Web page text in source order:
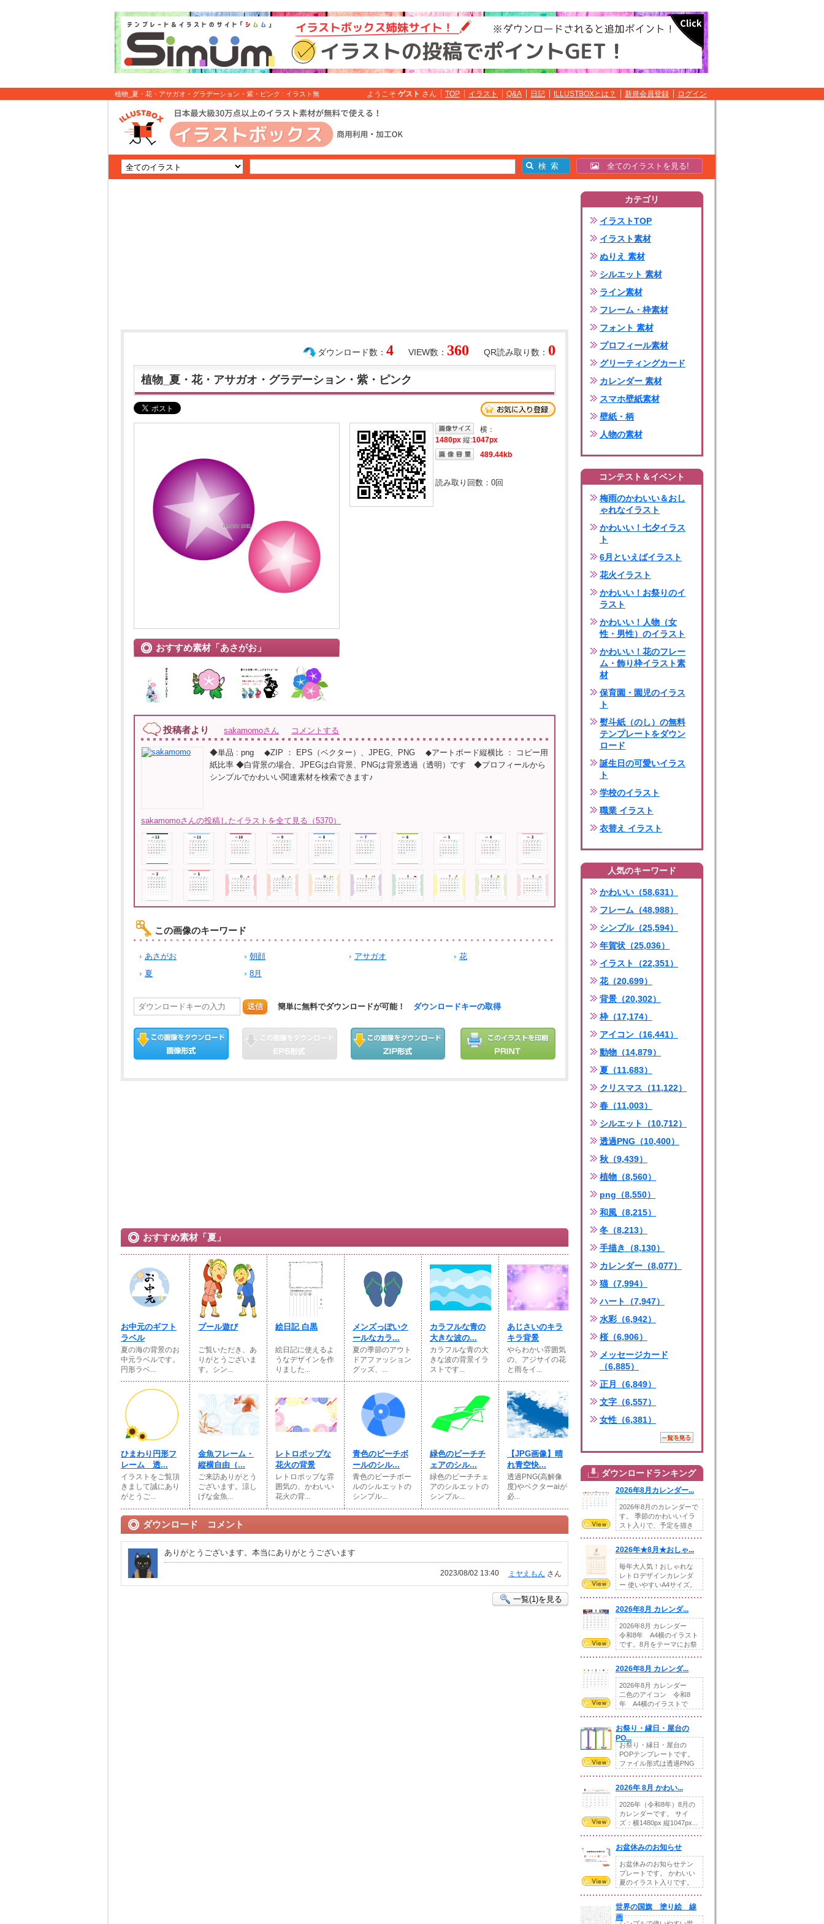
植物_夏・花・アサガオ・グラデーション・紫・ピンク : イラスト無
ようこそ ゲスト さん TOP イラスト Q&A 日記 ILLUSTBOXとは？ 新規会員登録 ログイン
全てのイラストを見る!
QR読み取り数： 0
VIEW数： 360
ダウンロード数： 4
植物_夏・花・アサガオ・グラデーション・紫・ピンク
おすすめ素材「あさがお」
横：
1480px 縦:1047px
489.44kb
読み取り回数： 0回
投稿者より sakamomoさん コメントする
◆単品 : png ◆ZIP ： EPS（ベクター）、JPEG、PNG ◆アートボード縦横比 ： コピー用
紙比率 ◆白背景の場合、JPEGは白背景、PNGは背景透過（透明）です ◆プロフィールから
シンプルでかわいい関連素材を検索できます♪
sakamomoさんの投稿したイラストを全て見る（5370）
この画像のキーワード
あさがお 朝顔 アサガオ
花
夏
8月
送信 簡単に無料でダウンロードが可能！ ダウンロードキーの取得
おすすめ素材「夏」
お中元のギフト
ラベル
夏の海の背景のお
中元ラベルです。
円形ラベ...
プール遊び
ご覧いただき、あ
りがとうございま
す。シン...
絵日記 白黒
絵日記に使えるよ
うなデザインを作
りました...
メンズっぽいク
ールなカラ...
夏の季節のアウト
ドアファッション
グッズ、...
カラフルな青の
大きな波の...
カラフルな青の大
きな波の背景イラ
ストです...
あじさいのキラ
キラ背景
やらわかい雰囲気
の、アジサイの花
と雨をイ...
ひまわり円形フ
レーム 透...
イラストをご覧頂
きまして誠にあり
がとうご...
金魚フレーム・
縦横自由（...
ご来訪ありがとう
ございます。涼し
げな金魚...
レトロポップな
花火の背景
レトロポップな雰
囲気の、かわいい
花火の背...
青色のビーチボ
ールのシル...
青色のビーチボー
ルのシルエットの
シンプル...
緑色のビーチチ
ェアのシル...
緑色のビーチチェ
アのシルエットの
シンプル...
【JPG画像】晴
れ青空快...
透過PNG(高解像
度)やベクターaiが
必...
ダウンロード コメント
ありがとうございます。本当にありがとうございます
ミヤえもん さん
2023/08/02 13:40
一覧(1)を見る
カテゴリ
イラストTOP
イラスト素材
ぬりえ 素材
シルエット 素材
ライン素材
フレーム・枠素材
フォント 素材
プロフィール素材
グリーティングカード
カレンダー 素材
スマホ壁紙素材
壁紙・柄
人物の素材
コンテスト＆イベント
梅雨のかわいい＆おし
ゃれなイラスト
かわいい！七夕イラス
ト
6月といえばイラスト
花火イラスト
かわいい！お祭りのイ
ラスト
かわいい！人物（女
性・男性）のイラスト
かわいい！花のフレー
ム・飾り枠イラスト素
材
保育園・園児のイラス
ト
熨斗紙（のし）の無料
テンプレートをダウン
ロード
誕生日の可愛いイラス
ト
学校のイラスト
職業 イラスト
衣替え イラスト
人気のキーワード
かわいい（58,631）
フレーム（48,988）
シンプル（25,594）
年賀状（25,036）
イラスト（22,351）
花（20,699）
背景（20,302）
枠（17,174）
アイコン（16,441）
動物（14,879）
夏（11,683）
クリスマス（11,122）
春（11,003）
シルエット（10,712）
透過PNG（10,400）
秋（9,439）
植物（8,560）
png（8,550）
和風（8,215）
冬（8,213）
手描き（8,130）
カレンダー（8,077）
猫（7,994）
ハート（7,947）
水彩（6,942）
桜（6,906）
メッセージカード
（6,885）
正月（6,849）
文字（6,557）
女性（6,381）
ダウンロードランキング
2026年8月カレンダー...
2026年8月のカレンダーで
す。 季節のかわいいイラ
スト入りで、予定を描き
2026年★8月★おしゃ...
毎年大人気！おしゃれな
レトロデザインカレンダ
ー 使いやすいA4サイズ。
2026年8月 カレンダ...
2026年8月 カレンダー
令和8年 A4横のイラスト
です。8月をテーマにお祭
2026年8月 カレンダ...
2026年8月 カレンダー
二色のアイコン 令和8
年 A4横のイラストで
お祭り・縁日・屋台の
PO...
お祭り・縁日・屋台の
POPテンプレートです。
ファイル形式は透過PNG
2026年 8月 かわい...
2026年（令和8年）8月の
カレンダーです。 サイ
ズ：横1480px 縦1047px...
お盆休みのお知らせ
お盆休みのお知らせテン
プレートです。 かわいい
夏のイラスト入りです。
世界の国旗 塗り絵 線
画